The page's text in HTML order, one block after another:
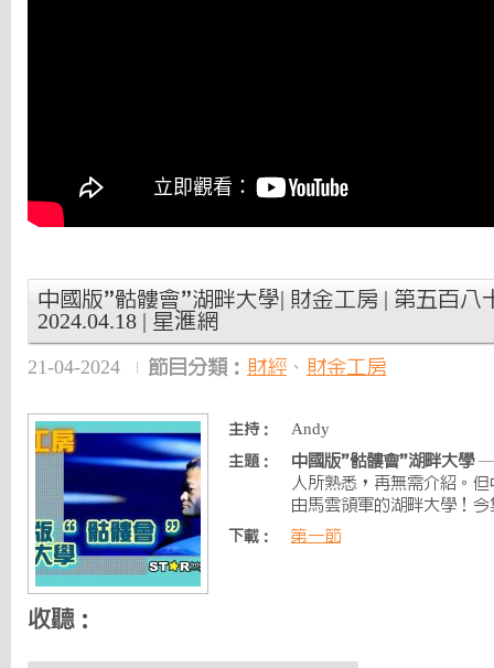
中國版”骷髏會”湖畔大學| 財金工房 | 第五百八
2024.04.18 | 星滙網
21-04-2024 節目分類： 財經 、 財金工房
主持： Andy
主題： 中國版”骷髏會”湖畔大學—
人所熟悉，再無需介紹。
由馬雲領軍的湖畔大學！
下載： 第一節
收聽：